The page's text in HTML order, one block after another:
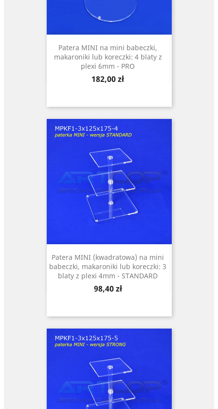
Patera MINI na mini babeczki,
makaroniki lub koreczki: 4 blaty z
plexi 6mm - PRO
Cena
182,00 zł
Patera MINI (kwadratowa) na mini
babeczki, makaroniki lub koreczki: 3
blaty z plexi 4mm - STANDARD
Cena
98,40 zł